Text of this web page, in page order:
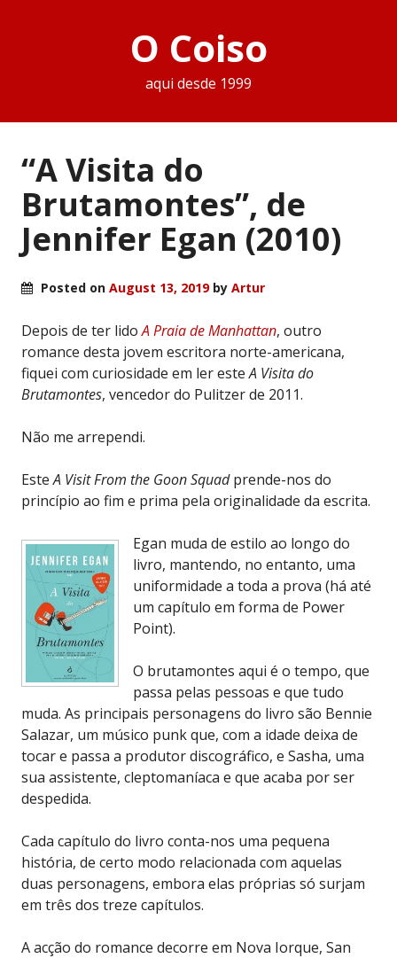
O Coiso
aqui desde 1999
“A Visita do
Brutamontes”, de
Jennifer Egan (2010)
Posted on August 13, 2019by Artur
Depois de ter lidoA Praia de Manhattan, outro
romance desta jovem escritora norte-americana,
fiquei com curiosidade em ler esteA Visita do
Brutamontes, vencedor do Pulitzer de 2011.
Não me arrependi.
EsteA Visit From the Goon Squadprende-nos do
princípio ao fim e prima pela originalidade da escrita.
Egan muda de estilo ao longo do
livro, mantendo, no entanto, uma
uniformidade a toda a prova (há até
um capítulo em forma de Power
Point).
O brutamontes aqui é o tempo, que
passa pelas pessoas e que tudo
muda. As principais personagens do livro são Bennie
Salazar, um músico punk que, com a idade deixa de
tocar e passa a produtor discográfico, e Sasha, uma
sua assistente, cleptomaníaca e que acaba por ser
despedida.
Cada capítulo do livro conta-nos uma pequena
história, de certo modo relacionada com aquelas
duas personagens, embora elas próprias só surjam
em três dos treze capítulos.
A acção do romance decorre em Nova Iorque, San